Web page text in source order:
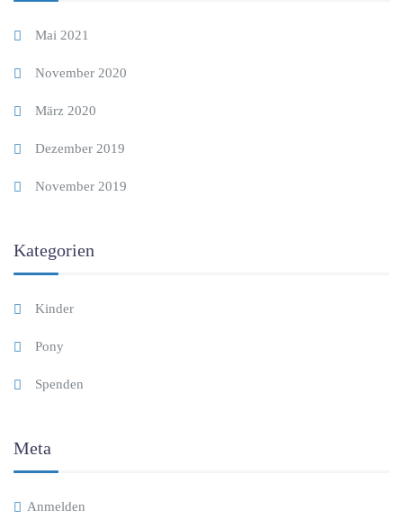
Mai 2021
November 2020
März 2020
Dezember 2019
November 2019
Kategorien
Kinder
Pony
Spenden
Meta
Anmelden